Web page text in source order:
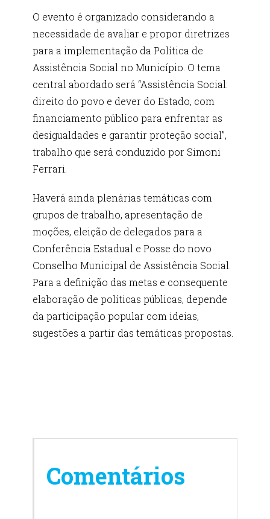
O evento é organizado considerando a
necessidade de avaliar e propor diretrizes
para a implementação da Política de
Assistência Social no Município. O tema
central abordado será “Assistência Social:
direito do povo e dever do Estado, com
financiamento público para enfrentar as
desigualdades e garantir proteção social”,
trabalho que será conduzido por Simoni
Ferrari.
Haverá ainda plenárias temáticas com
grupos de trabalho, apresentação de
moções, eleição de delegados para a
Conferência Estadual e Posse do novo
Conselho Municipal de Assistência Social.
Para a definição das metas e consequente
elaboração de políticas públicas, depende
da participação popular com ideias,
sugestões a partir das temáticas propostas.
Comentários